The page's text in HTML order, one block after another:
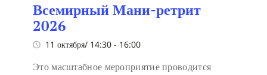
Всемирный Мани-ретрит
2026
11 октября/ 14:30 - 16:00
Это масштабное мероприятие проводится